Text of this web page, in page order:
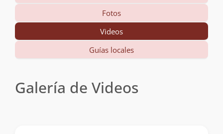
Fotos
Videos
Guías locales
Galería de Videos